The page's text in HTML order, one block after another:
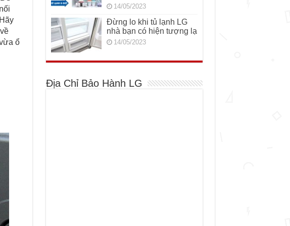
ổ
14/05/2023
Đừng lo khi tủ lạnh LG
nhà bạn có hiện tượng lạ
14/05/2023
Địa Chỉ Bảo Hành LG